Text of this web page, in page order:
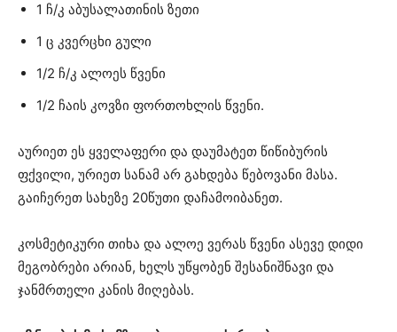
1 ჩ/კ აბუსალათინის ზეთი
1 ც კვერცხი გული
1/2 ჩ/კ ალოეს წვენი
1/2 ჩაის კოვზი ფორთოხლის წვენი.
აურიეთ ეს ყველაფერი და დაუმატეთ წიწიბურის
ფქვილი, ურიეთ სანამ არ გახდება წებოვანი მასა.
გაიჩერეთ სახეზე 20წუთი დაჩამოიბანეთ.
კოსმეტიკური თიხა და ალოე ვერას წვენი ასევე დიდი
მეგობრები არიან, ხელს უწყობენ შესანიშნავი და
ჯანმრთელი კანის მიღებას.